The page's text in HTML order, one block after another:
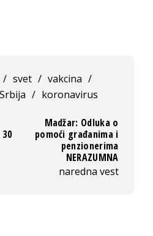
/ svet / vakcina /
Srbija / koronavirus
Madžar: Odluka o
pomoći građanima i
penzionerima
NERAZUMNA
naredna vest